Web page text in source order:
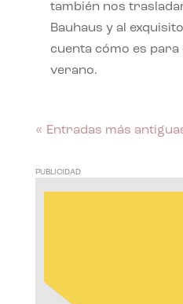
también nos
Bauhaus y al
cuenta cómo es para
verano.
« Entradas más
PUBLICIDAD